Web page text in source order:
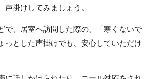
声掛けしてみましょう。
で、居室へ訪問した際の、「寒くないで
っとした声掛けでも、安心していただけ